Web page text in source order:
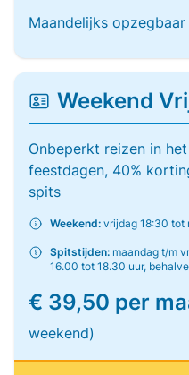
Maandelijks opzegbaar
Weekend
Onbeperkt reizen in
feestdagen, 40%
spits
Weekend: vrijdag 18:30 tot
Spitstijden: maandag t/m
16.00 tot 18.30 uur,
€ 39,50 per
weekend)